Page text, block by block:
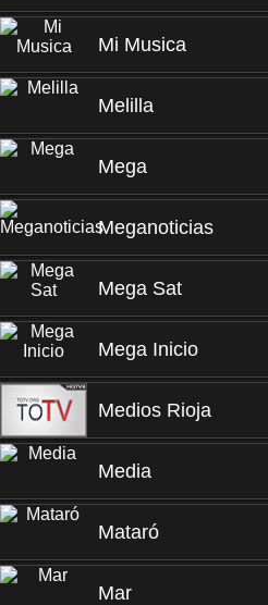
Mi Musica
Melilla
Mega
Meganoticias
Mega Sat
Mega Inicio
Medios Rioja
Media
Mataró
Mar